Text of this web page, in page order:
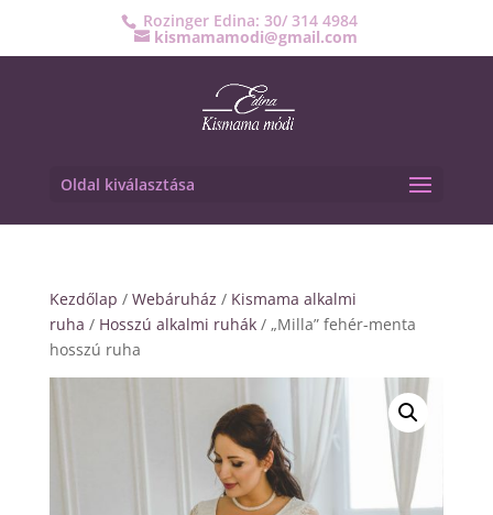
Rozinger Edina: 30/ 314 4984
kismamamodi@gmail.com
Oldal kiválasztása
Kezdőlap / Webáruház / Kismama alkalmi
ruha / Hosszú alkalmi ruhák/ „Milla” fehér-menta
hosszú ruha